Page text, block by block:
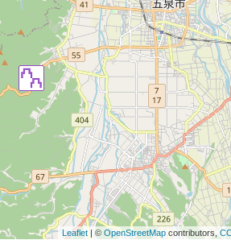
Leaflet| © OpenStreetMapcontributors,